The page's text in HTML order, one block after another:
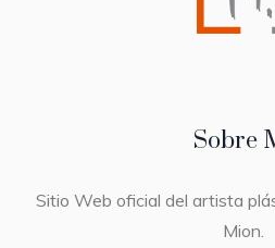
Sobre
Sitio Web oficial del artista
Mion.